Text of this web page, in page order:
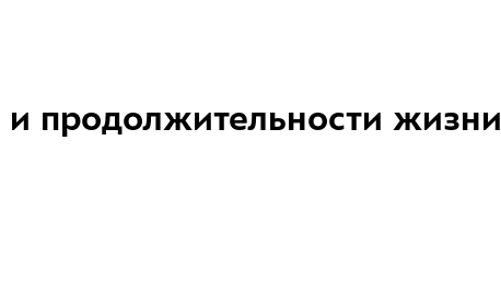
и продолжительности жизни